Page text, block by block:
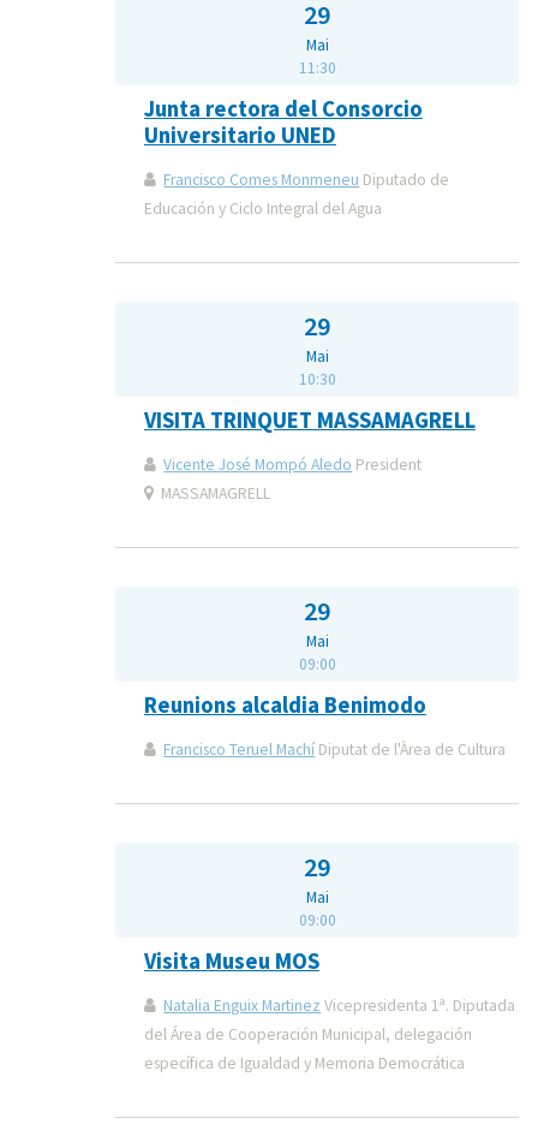
29
Mai
11:30
Junta rectora del Consorcio
Universitario UNED
Francisco Comes Monmeneu Diputado de
Educación y Ciclo Integral del Agua
29
Mai
10:30
VISITA TRINQUET MASSAMAGRELL
Vicente José Mompó Aledo President
MASSAMAGRELL
29
Mai
09:00
Reunions alcaldia Benimodo
Francisco Teruel Machí Diputat de l'Àrea de Cultura
29
Mai
09:00
Visita Museu MOS
Natalia Enguix Martinez Vicepresidenta 1ª. Diputada
del Área de Cooperación Municipal, delegación
específica de Igualdad y Memoria Democrática